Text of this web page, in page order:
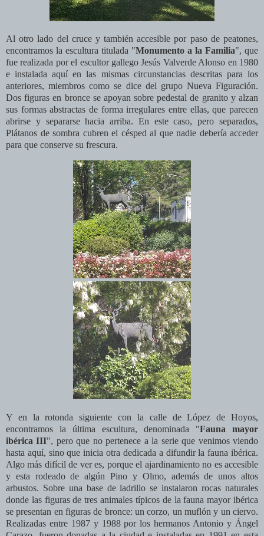
Al otro lado del cruce y también accesible por paso de peatones,
encontramos la escultura titulada "Monumento a la Familia", que
fue realizada por el escultor gallego Jesús Valverde Alonso en 1980
e instalada aquí en las mismas circunstancias descritas para los
anteriores, miembros como se dice del grupo Nueva Figuración.
Dos figuras en bronce se apoyan sobre pedestal de granito y alzan
sus formas abstractas de forma irregulares entre ellas, que parecen
abrirse y separarse hacia arriba. En este caso, pero separados,
Plátanos de sombra cubren el césped al que nadie debería acceder
para que conserve su frescura.
Y en la rotonda siguiente con la calle de López de Hoyos,
encontramos la última escultura, denominada "Fauna mayor
ibérica III", pero que no pertenece a la serie que venimos viendo
hasta aquí, sino que inicia otra dedicada a difundir la fauna ibérica.
Algo más difícil de ver es, porque el ajardinamiento no es accesible
y esta rodeado de algún Pino y Olmo, además de unos altos
arbustos. Sobre una base de ladrillo se instalaron rocas naturales
donde las figuras de tres animales típicos de la fauna mayor ibérica
se presentan en figuras de bronce: un corzo, un muflón y un ciervo.
Realizadas entre 1987 y 1988 por los hermanos Antonio y Ángel